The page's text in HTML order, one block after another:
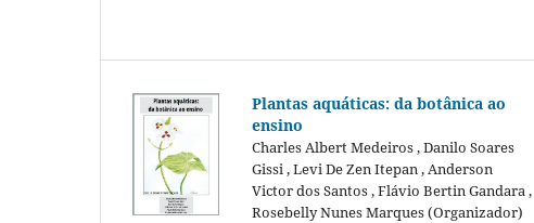
Plantas aquáticas: da botânica ao
ensino
Charles Albert Medeiros , Danilo Soares
Gissi , Levi De Zen Itepan , Anderson
Victor dos Santos , Flávio Bertin Gandara ,
Rosebelly Nunes Marques (Organizador)